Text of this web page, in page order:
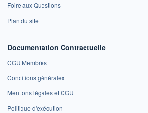
Foire aux Questions
Plan du site
Documentation Contractuelle
CGU Membres
Conditions générales
Mentions légales et CGU
Politique d'exécution